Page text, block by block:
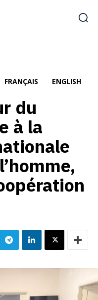
une plainte
)
FRANÇAIS ENGLISH
du
à la